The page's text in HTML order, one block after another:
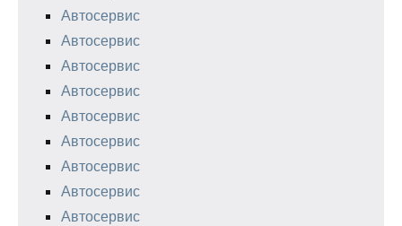
Автосервис
Автосервис
Автосервис
Автосервис
Автосервис
Автосервис
Автосервис
Автосервис
Автосервис